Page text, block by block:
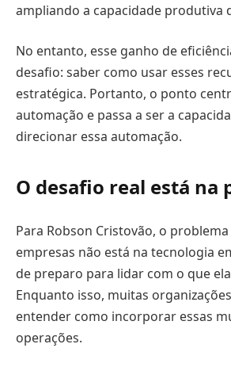
ampliando a capacidade produtiva
No entanto, esse ganho de
desafio: saber como usar esses
estratégica. Portanto, o ponto
automação e passa a ser a
direcionar essa automação.
O desafio real está na
Para Robson Cristovão, o
empresas não está na tecnologia
de preparo para lidar com o que
Enquanto isso, muitas
entender como incorporar essas
operações.